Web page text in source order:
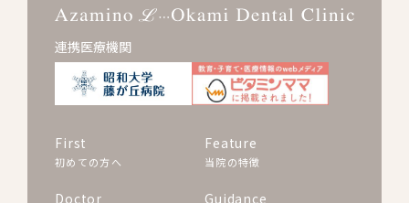
連携医療機関
First
初めての方へ
Feature
当院の特徴
Doctor Guidance